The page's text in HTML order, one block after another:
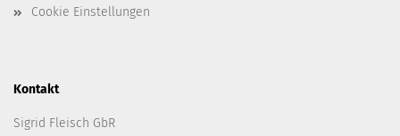
Cookie Einstellungen
Kontakt
Sigrid Fleisch GbR